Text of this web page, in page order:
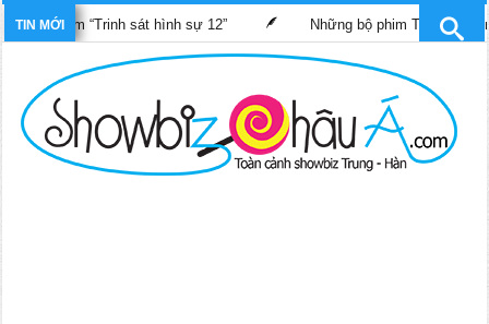
TIN MỚI
sát hình sự 12” Những bộ phim TVB dự kiến phát sóng trên